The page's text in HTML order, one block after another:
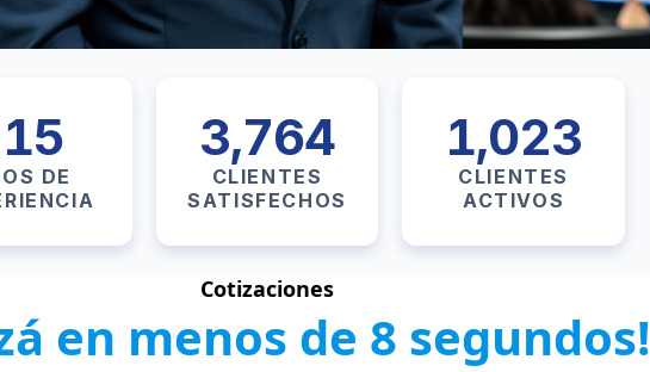
15
DE
3,764
CLIENTES
SATISFECHOS
1,023
CLIENTES
ACTIVOS
Cotizaciones
en menos de 8 segundos!